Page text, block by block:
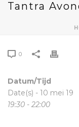
Tantra
0
Datum/Tijd
Date(s) - 10 mei 19
19:30 - 22:00